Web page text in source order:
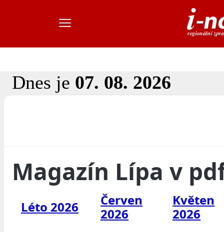
Dnes je 07. 08. 2026
Magazín Lípa v
Léto 2026
Červen
2026
Květen
2026